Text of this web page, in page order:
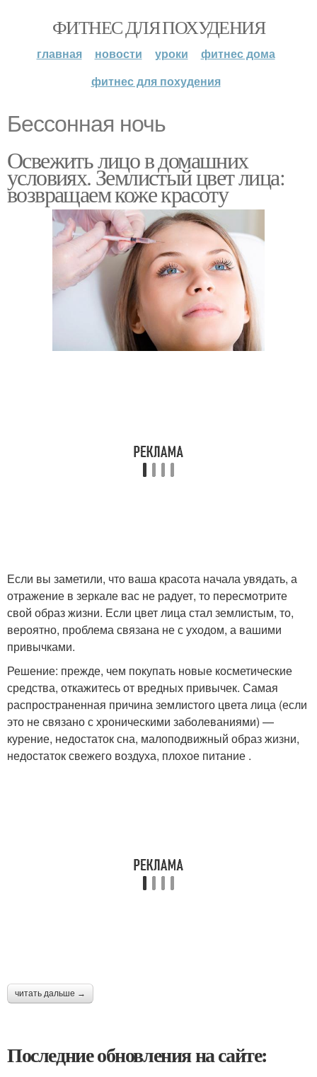
ФИТНЕС ДЛЯ ПОХУДЕНИЯ
главная новости уроки
фитнес дома
фитнес для похудения
Бессонная ночь
Освежить лицо в домашних
условиях. Землистый цвет лица:
возвращаем коже красоту
Если вы заметили, что ваша красота начала увядать, а
отражение в зеркале вас не радует, то пересмотрите
свой образ жизни. Если цвет лица стал землистым, то,
вероятно, проблема связана не с уходом, а вашими
привычками.
Решение: прежде, чем покупать новые косметические
средства, откажитесь от вредных привычек. Самая
распространенная причина землистого цвета лица (если
это не связано с хроническими заболеваниями) —
курение, недостаток сна, малоподвижный образ жизни,
недостаток свежего воздуха, плохое питание .
читать дальше →
Последние обновления на сайте: